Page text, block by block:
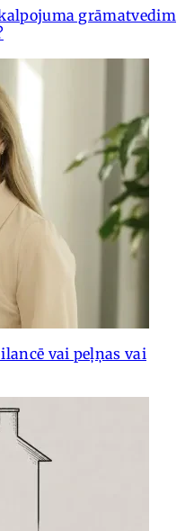
grāmatvedim
vai peļņas vai